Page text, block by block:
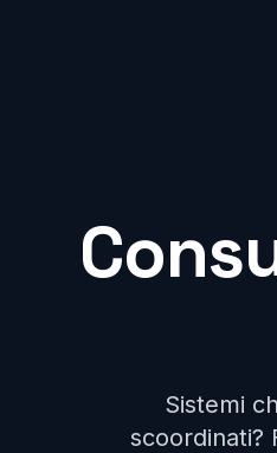
Sistemi
scoordinati?